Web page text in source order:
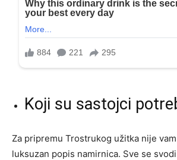
Koji su sastojci
Za pripremu Trostrukog užitka nije
luksuzan popis namirnica. Sve se